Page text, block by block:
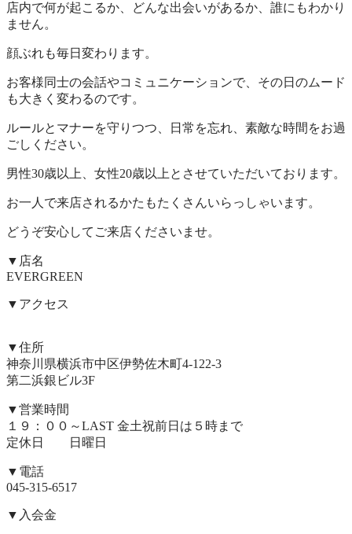
店内で何が起こるか、どんな出会いがあるか、誰にもわかり
ません。
顔ぶれも毎日変わります。
お客様同士の会話やコミュニケーションで、その日のムード
も大きく変わるのです。
ルールとマナーを守りつつ、日常を忘れ、素敵な時間をお過
ごしください。
男性30歳以上、女性20歳以上とさせていただいております。
お一人で来店されるかたもたくさんいらっしゃいます。
どうぞ安心してご来店くださいませ。
▼店名
EVERGREEN
▼アクセス
▼住所
神奈川県横浜市中区伊勢佐木町4-122-3
第二浜銀ビル3F
▼営業時間
１９：００～LAST 金土祝前日は５時まで
定休日 日曜日
▼電話
045-315-6517
▼入会金